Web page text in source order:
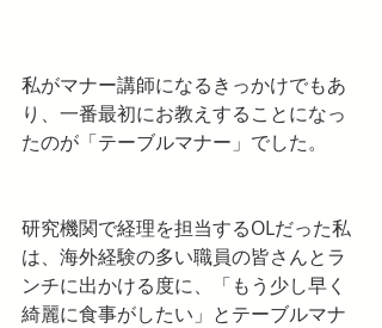
私がマナー講師になるきっかけでもあ
り、一番最初にお教えすることになっ
たのが「テーブルマナー」でした。
研究機関で経理を担当するOLだった私
は、海外経験の多い職員の皆さんとラ
ンチに出かける度に、「もう少し早く
綺麗に食事がしたい」とテーブルマナ